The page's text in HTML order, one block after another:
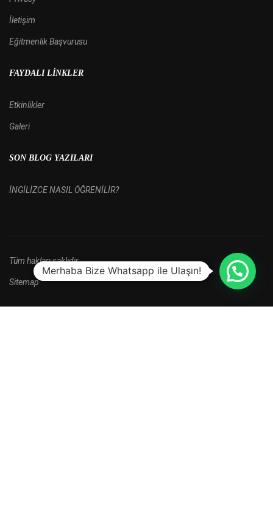
İletişim
Eğitmenlik Başvurusu
FAYDALI LINKLER
Etkinlikler
Galeri
SON BLOG YAZILARI
İNGİLİZCE NASIL ÖĞRENİLİR?
Tüm hakları saklıdır.
Sitemap
Merhaba Bize Whatsapp ile Ulaşın!